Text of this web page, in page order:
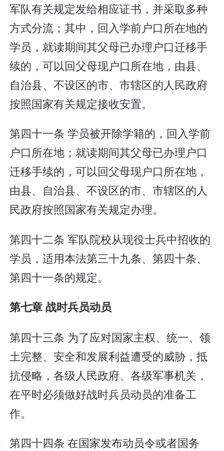
军队有关规定发给相应证书，并采取多种
方式分流；其中，回入学前户口所在地的
学员，就读期间其父母已办理户口迁移手
续的，可以回父母现户口所在地，由县、
自治县、不设区的市、市辖区的人民政府
按照国家有关规定接收安置。
第四十一条 学员被开除学籍的，回入学前
户口所在地；就读期间其父母已办理户口
迁移手续的，可以回父母现户口所在地，
由县、自治县、不设区的市、市辖区的人
民政府按照国家有关规定办理。
第四十二条 军队院校从现役士兵中招收的
学员，适用本法第三十九条、第四十条、
第四十一条的规定。
第七章 战时兵员动员
第四十三条 为了应对国家主权、统一、领
土完整、安全和发展利益遭受的威胁，抵
抗侵略，各级人民政府、各级军事机关，
在平时必须做好战时兵员动员的准备工
作。
第四十四条 在国家发布动员令或者国务